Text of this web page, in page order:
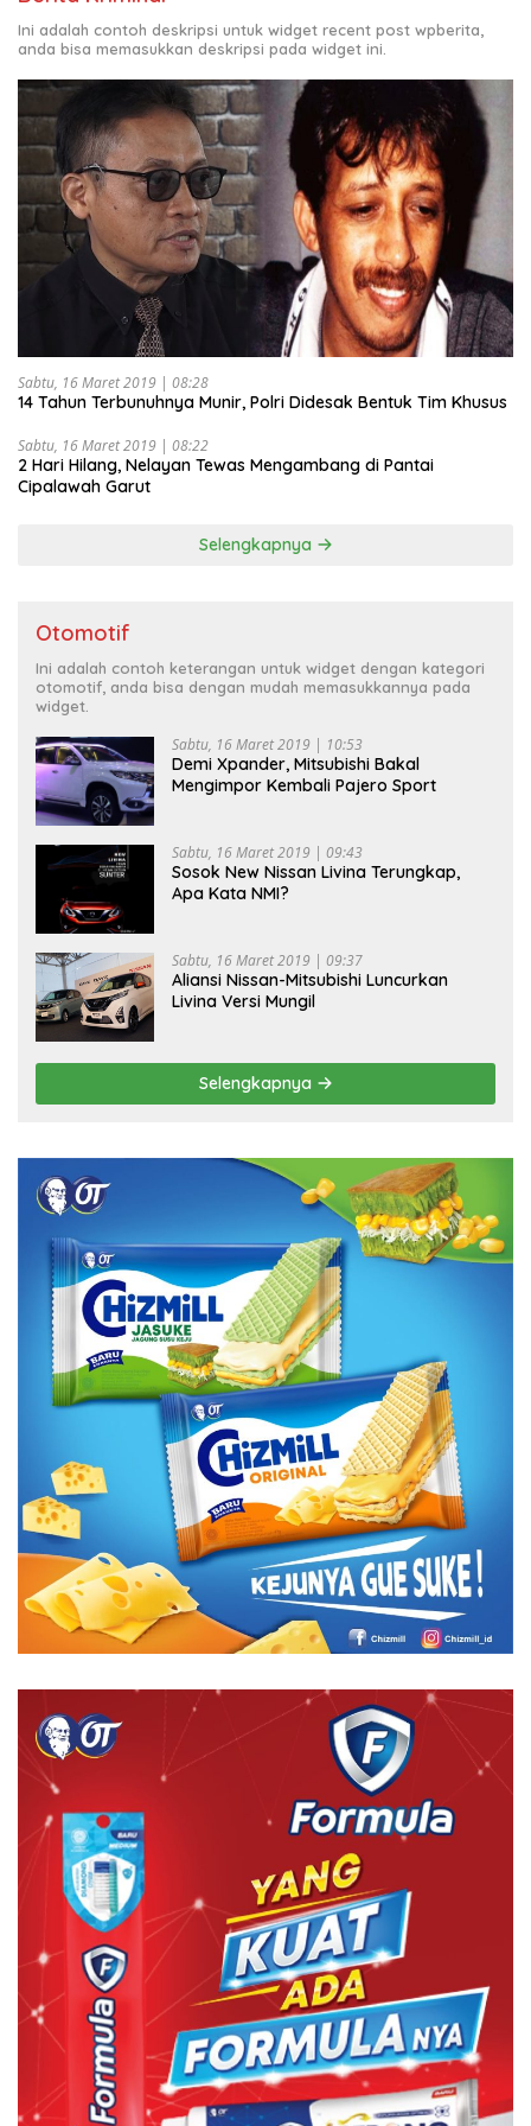
Ini adalah contoh deskripsi untuk widget recent post wpberita,
anda bisa memasukkan deskripsi pada widget ini.
Sabtu, 16 Maret 2019 | 08:28
14 Tahun Terbunuhnya Munir, Polri Didesak Bentuk Tim Khusus
Sabtu, 16 Maret 2019 | 08:22
2 Hari Hilang, Nelayan Tewas Mengambang di Pantai
Cipalawah Garut
Selengkapnya
Otomotif
Ini adalah contoh keterangan untuk widget dengan kategori
otomotif, anda bisa dengan mudah memasukkannya pada
widget.
Sabtu, 16 Maret 2019 | 10:53
Demi Xpander, Mitsubishi Bakal
Mengimpor Kembali Pajero Sport
Sabtu, 16 Maret 2019 | 09:43
Sosok New Nissan Livina Terungkap,
Apa Kata NMI?
Sabtu, 16 Maret 2019 | 09:37
Aliansi Nissan-Mitsubishi Luncurkan
Livina Versi Mungil
Selengkapnya